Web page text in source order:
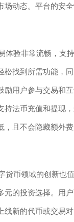
场动态。平台的安
体验非常流畅，支
松找到所需功能，
励用户参与交易和
持法币充值和提现
，且不会隐藏额外
货币领域的创新也
元的投资选择。用
线新的代币或交易